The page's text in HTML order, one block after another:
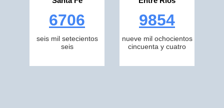
6706
seis mil setecientos
seis
9854
nueve mil ochocientos
cincuenta y cuatro